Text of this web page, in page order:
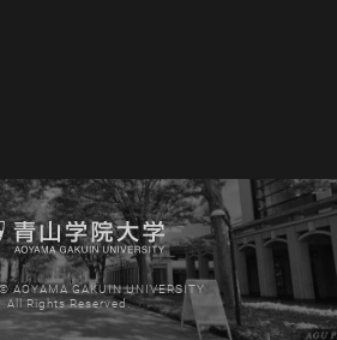
AOYAMA GAKUIN UNIVERSITY
All Rights Reserved.